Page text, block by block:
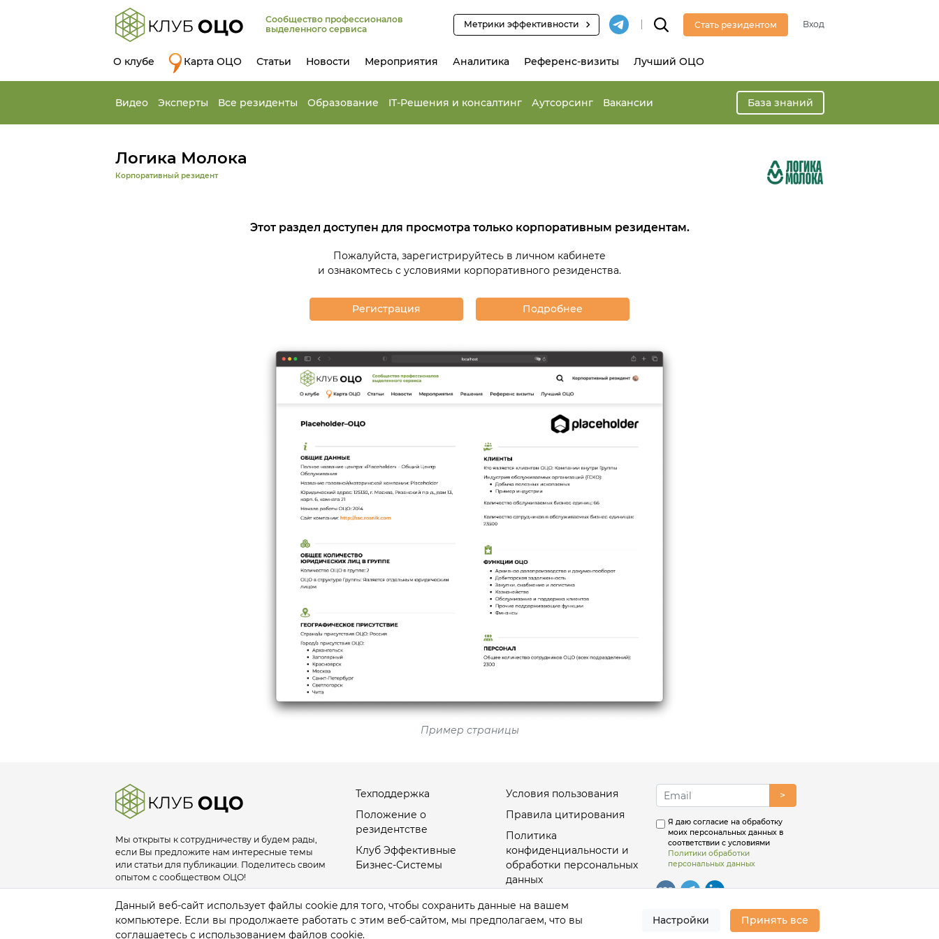
Сообщество профессионалов
выделенного сервиса
Метрики эффективности Стать резидентом Вход
О клубе Карта ОЦО Статьи Новости Мероприятия Аналитика Референс-визиты Лучший ОЦО
Видео Эксперты Все резиденты Образование IT-Решения и консалтинг Аутсорсинг Вакансии База знаний
Логика Молока
Корпоративный резидент
Этот раздел доступен для просмотра только корпоративным резидентам.
Пожалуйста, зарегистрируйтесь в личном кабинете
и ознакомтесь с условиями корпоративного резиденства.
Регистрация Подробнее
Пример страницы
Мы открыты к сотрудничеству и будем рады,
если Вы предложите нам интересные темы
или статьи для публикации. Поделитесь своим
опытом с сообществом ОЦО!
Техподдержка
Положение о
резидентстве
Клуб Эффективные
Бизнес-Системы
Условия пользования
Правила цитирования
Политика
конфиденциальности и
обработки персональных
данных
>
Я даю согласие на обработку
моих персональных данных в
соответствии с условиями
Политики обработки
персональных данных
Данный веб-сайт использует файлы cookie для того, чтобы сохранить данные на вашем
компьютере. Если вы продолжаете работать с этим веб-сайтом, мы предполагаем, что вы
соглашаетесь с использованием файлов cookie.
Настройки Принять все